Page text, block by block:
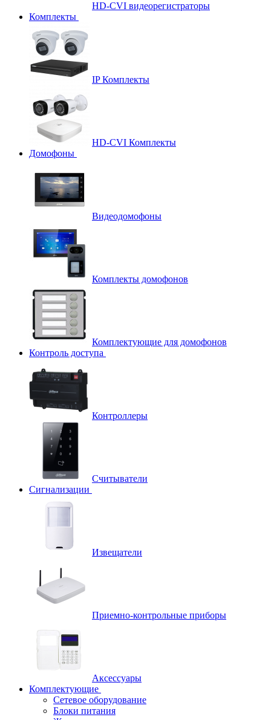
HD-CVI видеорегистраторы
Комплекты
IP Комплекты
HD-CVI Комплекты
Домофоны
Видеодомофоны
Комплекты домофонов
Комплектующие для домофонов
Контроль доступа
Контроллеры
Считыватели
Сигнализации
Извещатели
Приемно-контрольные приборы
Аксессуары
Комплектующие
Сетевое оборудование
Блоки питания